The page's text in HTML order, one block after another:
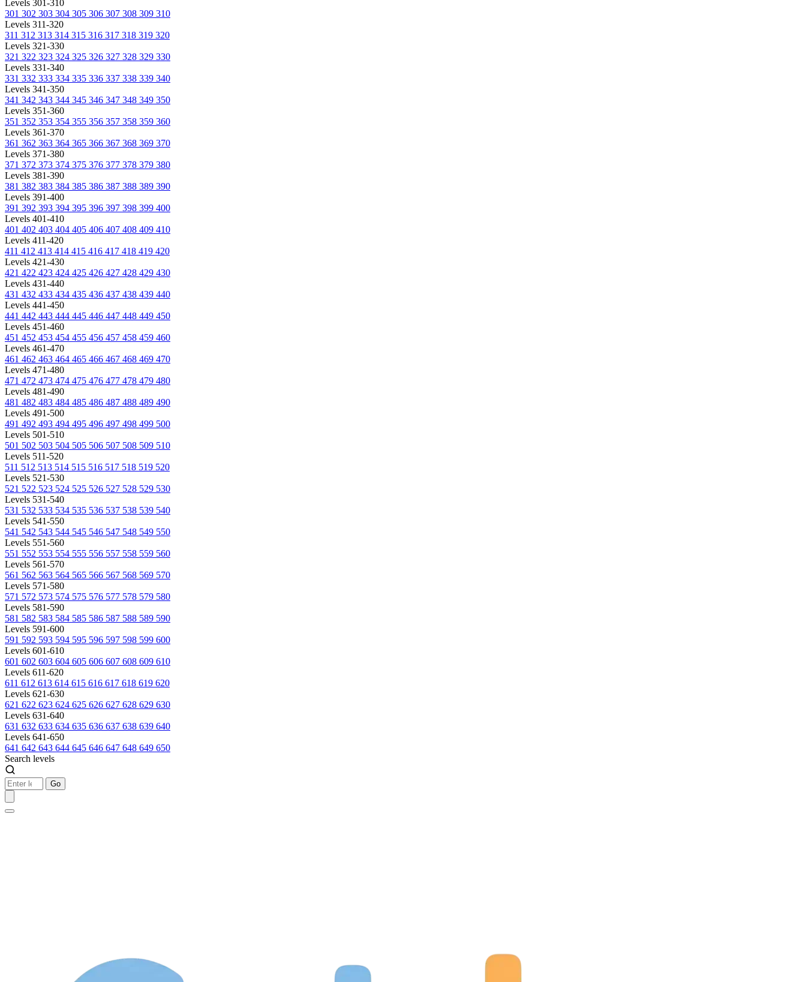
Levels 301-310
301 302 303 304 305 306 307 308 309 310
Levels 311-320
311 312 313 314 315 316 317 318 319 320
Levels 321-330
321 322 323 324 325 326 327 328 329 330
Levels 331-340
331 332 333 334 335 336 337 338 339 340
Levels 341-350
341 342 343 344 345 346 347 348 349 350
Levels 351-360
351 352 353 354 355 356 357 358 359 360
Levels 361-370
361 362 363 364 365 366 367 368 369 370
Levels 371-380
371 372 373 374 375 376 377 378 379 380
Levels 381-390
381 382 383 384 385 386 387 388 389 390
Levels 391-400
391 392 393 394 395 396 397 398 399 400
Levels 401-410
401 402 403 404 405 406 407 408 409 410
Levels 411-420
411 412 413 414 415 416 417 418 419 420
Levels 421-430
421 422 423 424 425 426 427 428 429 430
Levels 431-440
431 432 433 434 435 436 437 438 439 440
Levels 441-450
441 442 443 444 445 446 447 448 449 450
Levels 451-460
451 452 453 454 455 456 457 458 459 460
Levels 461-470
461 462 463 464 465 466 467 468 469 470
Levels 471-480
471 472 473 474 475 476 477 478 479 480
Levels 481-490
481 482 483 484 485 486 487 488 489 490
Levels 491-500
491 492 493 494 495 496 497 498 499 500
Levels 501-510
501 502 503 504 505 506 507 508 509 510
Levels 511-520
511 512 513 514 515 516 517 518 519 520
Levels 521-530
521 522 523 524 525 526 527 528 529 530
Levels 531-540
531 532 533 534 535 536 537 538 539 540
Levels 541-550
541 542 543 544 545 546 547 548 549 550
Levels 551-560
551 552 553 554 555 556 557 558 559 560
Levels 561-570
561 562 563 564 565 566 567 568 569 570
Levels 571-580
571 572 573 574 575 576 577 578 579 580
Levels 581-590
581 582 583 584 585 586 587 588 589 590
Levels 591-600
591 592 593 594 595 596 597 598 599 600
Levels 601-610
601 602 603 604 605 606 607 608 609 610
Levels 611-620
611 612 613 614 615 616 617 618 619 620
Levels 621-630
621 622 623 624 625 626 627 628 629 630
Levels 631-640
631 632 633 634 635 636 637 638 639 640
Levels 641-650
641 642 643 644 645 646 647 648 649 650
Search levels
Go